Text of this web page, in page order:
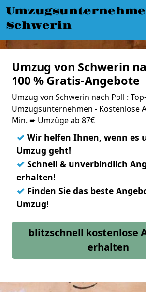
Schwerin
Umzug von Schwerin
100 % Gratis-Angebote
Umzug von Schwerin nach Poll : Top-
Umzugsunternehmen - Kostenlose
Min. ➨ Umzüge ab 87€
✓ Wir helfen Ihnen, wenn es
Umzug geht!
✓ Schnell & unverbindlich
erhalten!
✓ Finden Sie das beste
Umzug!
blitzschnell kostenlose
erhalten